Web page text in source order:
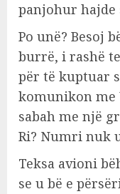
panjohur hajde
Po unë? Besoj
burrë, i rashë
për të kuptuar
komunikon me
sabah me një
Ri? Numri nuk
Teksa avioni
se u bë e